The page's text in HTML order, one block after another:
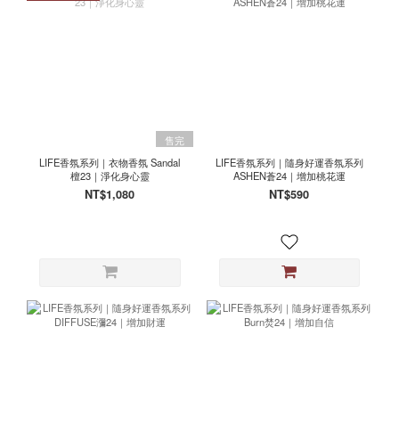
售完
LIFE香氛系列｜衣物香氛 Sandal
檀23｜淨化身心靈
NT$1,080
LIFE香氛系列｜隨身好運香氛系列
ASHEN蒼24｜增加桃花運
NT$590